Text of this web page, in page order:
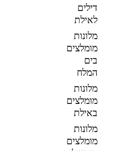
דילים
לאילת
מלונות
מומלצים
בים
המלח
מלונות
מומלצים
באילת
מלונות
מומלצים